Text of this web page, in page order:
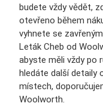
budete vždy vědět,
otevřeno během
vyhnete se
Leták Cheb od
abyste měli vždy po
hledáte další detaily
místech,
Woolworth.